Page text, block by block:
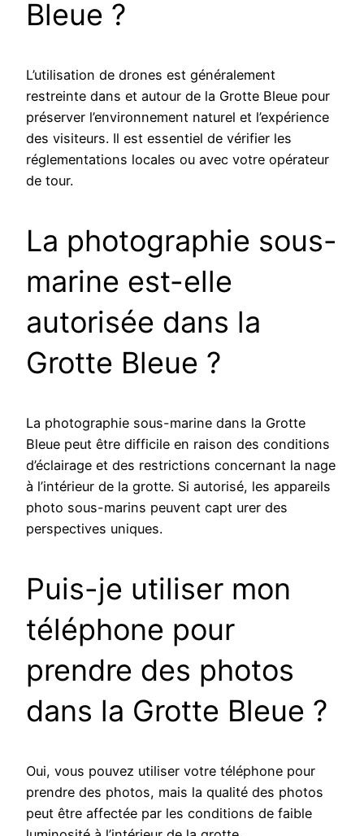
Bleue ?
L’utilisation de drones est généralement
restreinte dans et autour de la Grotte Bleue pour
préserver l’environnement naturel et l’expérience
des visiteurs. Il est essentiel de vérifier les
réglementations locales ou avec votre opérateur
de tour.
La photographie sous-
marine est-elle
autorisée dans la
Grotte Bleue ?
La photographie sous-marine dans la Grotte
Bleue peut être difficile en raison des conditions
d’éclairage et des restrictions concernant la nage
à l’intérieur de la grotte. Si autorisé, les appareils
photo sous-marins peuvent capt urer des
perspectives uniques.
Puis-je utiliser mon
téléphone pour
prendre des photos
dans la Grotte Bleue ?
Oui, vous pouvez utiliser votre téléphone pour
prendre des photos, mais la qualité des photos
peut être affectée par les conditions de faible